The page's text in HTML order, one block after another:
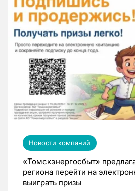
Новости компаний
«Томскэнергосбыт»
региона перейти на
выиграть призы